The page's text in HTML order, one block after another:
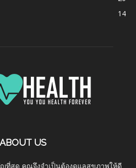
14
ABOUT US
ที่สุด คุณจึงจำเป็นต้องดูแลสุขภาพให้ดี